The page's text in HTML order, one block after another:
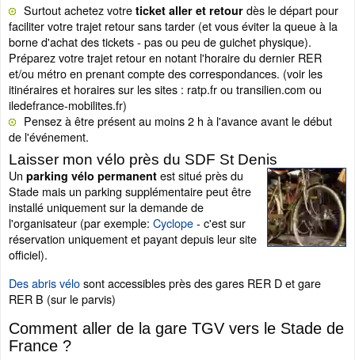
Surtout achetez votre ticket aller et retour dès le départ pour
faciliter votre trajet retour sans tarder (et vous éviter la queue à la
borne d'achat des tickets - pas ou peu de guichet physique).
Préparez votre trajet retour en notant l'horaire du dernier RER
et/ou métro en prenant compte des correspondances. (voir les
itinéraires et horaires sur les sites : ratp.fr ou transilien.com ou
iledefrance-mobilites.fr)
Pensez à être présent au moins 2 h à l'avance avant le début
de l'événement.
Laisser mon vélo près du SDF St Denis
Un parking vélo permanent est situé près du
Stade mais un parking supplémentaire peut être
installé uniquement sur la demande de
l'organisateur (par exemple: Cyclope- c'est sur
réservation uniquement et payant depuis leur site
officiel).
Des abris vélosont accessibles près des gares RER D et gare
RER B (sur le parvis)
Comment aller de la gare TGV vers le Stade de
France ?